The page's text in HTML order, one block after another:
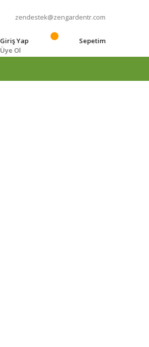
zendestek@zengardentr.com
Giriş Yap
Üye Ol
Sepetim